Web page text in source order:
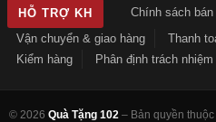
HỖ TRỢ KH Chính sách bán
Vận chuyển & giao hàng
Thanh
Kiểm hàng
Phân định trách nhiệm
© 2026 Quà Tặng 102– Bản quyền thuộc